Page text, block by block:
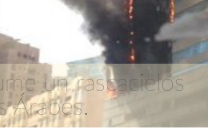
un rascacielos
Árabes.